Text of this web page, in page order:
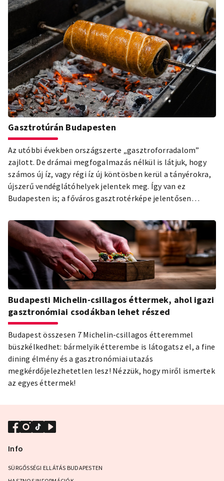
Gasztrotúrán Budapesten
Az utóbbi években országszerte „gasztroforradalom”
zajlott. De drámai megfogalmazás nélkül is látjuk, hogy
számos új íz, vagy régi íz új köntösben kerül a tányérokra,
újszerű vendéglátóhelyek jelentek meg. Így van ez
Budapesten is; a főváros gasztrotérképe jelentősen
Budapesti Michelin-csillagos éttermek, ahol igazi
gasztronómiai csodákban lehet részed
Budapest összesen 7 Michelin-csillagos étteremmel
büszkélkedhet: bármelyik étterembe is látogatsz el, a fine
dining élmény és a gasztronómiai utazás
megkérdőjelezhetetlen lesz! Nézzük, hogy miről ismertek
az egyes éttermek!
Info
SÜRGŐSSÉGI ELLÁTÁS BUDAPESTEN